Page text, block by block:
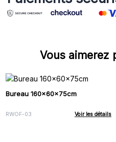
Vous aimerez
Bureau 160x60x75cm
RWOF-03 Voir les détails